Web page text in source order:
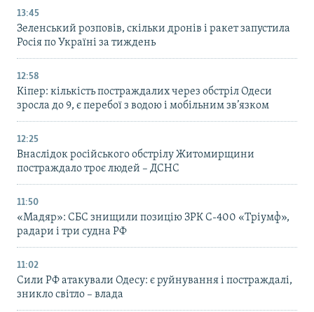
13:45
Зеленський розповів, скільки дронів і ракет запустила
Росія по Україні за тиждень
12:58
Кіпер: кількість постраждалих через обстріл Одеси
зросла до 9, є перебої з водою і мобільним зв’язком
12:25
Внаслідок російського обстрілу Житомирщини
постраждало троє людей – ДСНС
11:50
«Мадяр»: СБС знищили позицію ЗРК С-400 «Тріумф»,
радари і три судна РФ
11:02
Сили РФ атакували Одесу: є руйнування і постраждалі,
зникло світло – влада